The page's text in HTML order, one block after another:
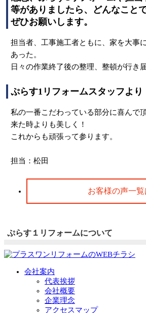
等がありましたら、どんなこと
ぜひお願いします。
担当者、工事施工者ともに、家を大事
あった。
日々の作業終了後の整理、整頓が行き
ぷらす1リフォームスタッフより
私の一番こだわっている部分に喜んで
来た時よりも美しく！
これからも頑張って参ります。
担当：松田
お客様の声一
ぷらす１リフォームについて
会社案内
代表挨拶
会社概要
企業理念
アクセスマップ